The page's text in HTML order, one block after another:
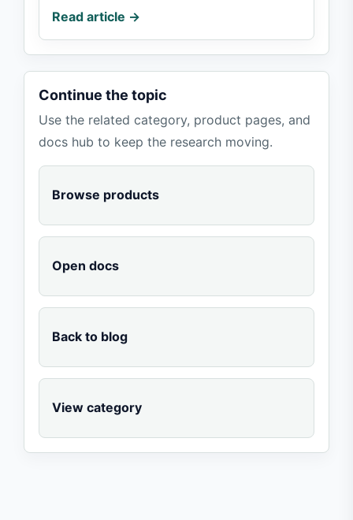
Read article →
Continue the topic
Use the related category, product pages, and
docs hub to keep the research moving.
Browse products
Open docs
Back to blog
View category